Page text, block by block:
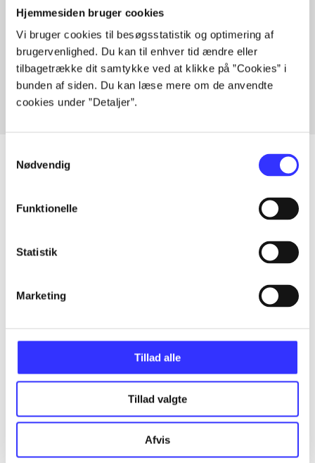
Hjemmesiden bruger cookies
Vi bruger cookies til besøgsstatistik og optimering af
brugervenlighed. Du kan til enhver tid ændre eller
tilbagetrække dit samtykke ved at klikke på ”Cookies” i
bunden af siden. Du kan læse mere om de anvendte
cookies under ”Detaljer”.
Nødvendig
Funktionelle
Statistik
Marketing
Tillad alle
Tillad valgte
Afvis
Artikler med samme emner
Fra
Artikler